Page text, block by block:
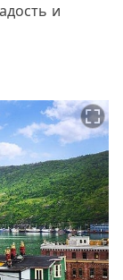
и